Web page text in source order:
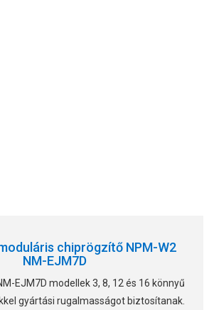
chiprögzítő NPM-W2
NM-EJM7D
EJM7D modellek 3, 8, 12 és 16 könnyű
gyártási rugalmasságot biztosítanak.